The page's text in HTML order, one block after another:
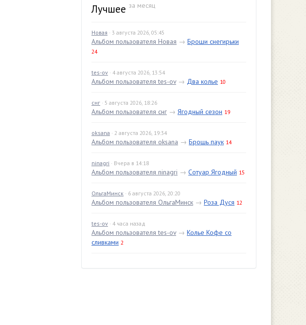
Лучшее за месяц
Новая · 3 августа 2026, 05:45
Альбом пользователя Новая → Броши снегирьки
24
tes-ov · 4 августа 2026, 13:54
Альбом пользователя tes-ov→ Два колье 10
снг · 5 августа 2026, 18:26
Альбом пользователя снг → Ягодный сезон 19
oksana · 2 августа 2026, 19:34
Альбом пользователя oksana → Брошь паук 14
ninagri · Вчера в 14:18
Альбом пользователя ninagri → Сотуар Ягодный 15
ОльгаМинск · 6 августа 2026, 20:20
Альбом пользователя ОльгаМинск → Роза Дуся 12
tes-ov · 4 часа назад
Альбом пользователя tes-ov→ Колье Кофе со
сливками 2